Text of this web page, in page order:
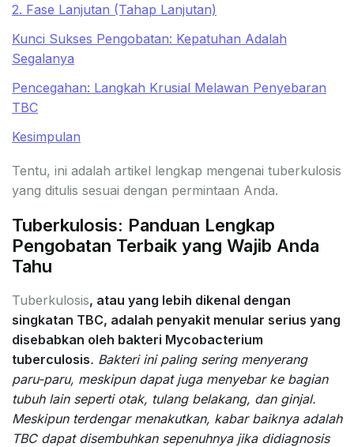
2. Fase Lanjutan (Tahap Lanjutan)
Kunci Sukses Pengobatan: Kepatuhan Adalah
Segalanya
Pencegahan: Langkah Krusial Melawan Penyebaran
TBC
Kesimpulan
Tentu, ini adalah artikel lengkap mengenai tuberkulosis
yang ditulis sesuai dengan permintaan Anda.
Tuberkulosis: Panduan Lengkap
Pengobatan Terbaik yang Wajib Anda
Tahu
Tuberkulosis, atau yang lebih dikenal dengan
singkatan TBC, adalah penyakit menular serius yang
disebabkan oleh bakteri Mycobacterium
tuberculosis. Bakteri ini paling sering menyerang
paru-paru, meskipun dapat juga menyebar ke bagian
tubuh lain seperti otak, tulang belakang, dan ginjal.
Meskipun terdengar menakutkan, kabar baiknya adalah
TBC dapat disembuhkan sepenuhnya jika didiagnosis